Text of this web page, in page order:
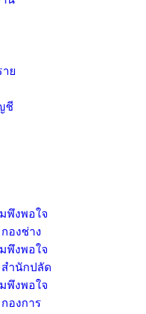
ย
ชี
พึงพอใจ
องช่าง
พึงพอใจ
สำนักปลัด
พึงพอใจ
องการ